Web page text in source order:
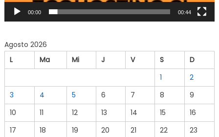
00:00 00:44
Agosto 2026
L
Ma Mi J V S
D
1
2
3
4 5 6 7 8
9
10
11 12 13 14 15
16
17
18 19 20 21 22
23